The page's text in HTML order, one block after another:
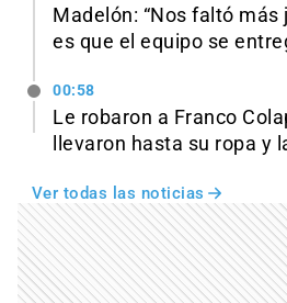
Madelón: “Nos faltó
es que el equipo se
00:58
Le robaron a Franco
llevaron hasta su ropa y
Ver todas las noticias